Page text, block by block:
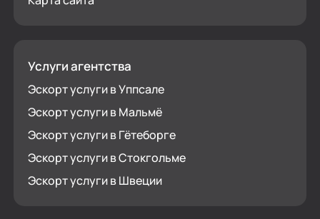
Услуги агентства
Эскорт услуги в Уппсале
Эскорт услуги в Мальмё
Эскорт услуги в Гётеборге
Эскорт услуги в Стокгольме
Эскорт услуги в Швеции